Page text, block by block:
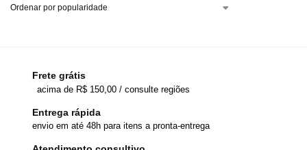
Frete grátis
acima de R$ 150,00 / consulte regiões
Entrega rápida
envio em até 48h para itens a pronta-entrega